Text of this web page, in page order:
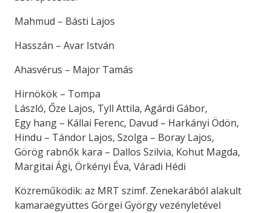
Mahmud – Básti Lajos
Hasszán – Avar István
Ahasvérus – Major Tamás
Hirnökök – Tompa
László, Őze Lajos, Tyll Attila, Agárdi Gábor,
Egy hang – Kállai Ferenc, Davud – Harkányi Ödön,
Hindu – Tándor Lajos, Szolga – Boray Lajos,
Görög rabnők kara – Dallos Szilvia, Kohut Magda,
Margitai Ági, Örkényi Éva, Váradi Hédi
Közreműködik: az MRT szimf. Zenekarából alakult
kamaraegyüttes Görgei György vezényletével